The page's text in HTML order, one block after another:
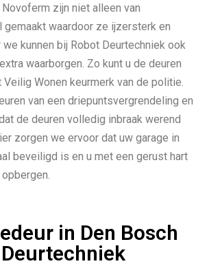
zijn niet alleen van
gemaakt waardoor ze ijzersterk en
kunnen bij Robot Deurtechniek ook
waarborgen. Zo kunt u de deuren
Wonen keurmerk van de politie.
van een driepuntsvergrendeling en
de deuren volledig inbraak werend
zorgen we ervoor dat uw garage in
beveiligd is en u met een gerust hart
in Den Bosch